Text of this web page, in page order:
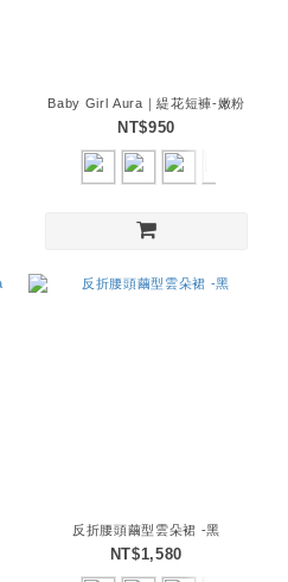
Baby Girl Aura｜緹花短褲-嫩粉
NT$950
反折腰頭繭型雲朵裙 -黑
NT$1,580